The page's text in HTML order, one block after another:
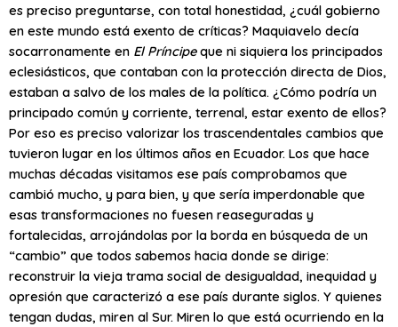
es preciso preguntarse, con total honestidad, ¿cuál gobierno
en este mundo está exento de críticas? Maquiavelo decía
socarronamente en El Príncipeque ni siquiera los principados
eclesiásticos, que contaban con la protección directa de Dios,
estaban a salvo de los males de la política. ¿Cómo podría un
principado común y corriente, terrenal, estar exento de ellos?
Por eso es preciso valorizar los trascendentales cambios que
tuvieron lugar en los últimos años en Ecuador. Los que hace
muchas décadas visitamos ese país comprobamos que
cambió mucho, y para bien, y que sería imperdonable que
esas transformaciones no fuesen reaseguradas y
fortalecidas, arrojándolas por la borda en búsqueda de un
“cambio” que todos sabemos hacia donde se dirige:
reconstruir la vieja trama social de desigualdad, inequidad y
opresión que caracterizó a ese país durante siglos. Y quienes
tengan dudas, miren al Sur. Miren lo que está ocurriendo en la